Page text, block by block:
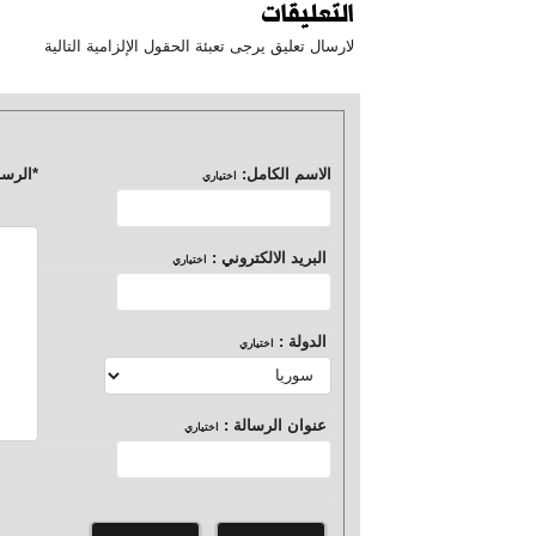
التعليقات
لارسال تعليق يرجى تعبئة الحقول الإلزامية التالية
الاسم الكامل: اختياري *
البريد الالكتروني : اختياري
الدولة : اختياري
عنوان الرسالة : اختياري